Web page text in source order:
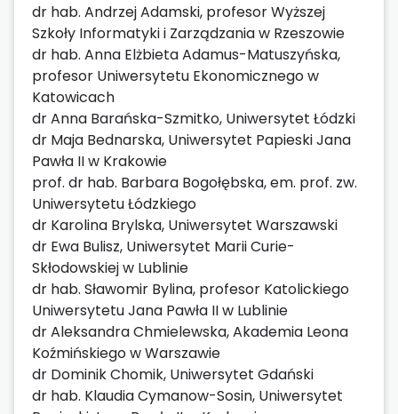
dr hab. Andrzej Adamski, profesor Wyższej
Szkoły Informatyki i Zarządzania w Rzeszowie
dr hab. Anna Elżbieta Adamus-Matuszyńska,
profesor Uniwersytetu Ekonomicznego w
Katowicach
dr Anna Barańska-Szmitko, Uniwersytet Łódzki
dr Maja Bednarska, Uniwersytet Papieski Jana
Pawła II w Krakowie
prof. dr hab. Barbara Bogołębska, em. prof. zw.
Uniwersytetu Łódzkiego
dr Karolina Brylska, Uniwersytet Warszawski
dr Ewa Bulisz, Uniwersytet Marii Curie-
Skłodowskiej w Lublinie
dr hab. Sławomir Bylina, profesor Katolickiego
Uniwersytetu Jana Pawła II w Lublinie
dr Aleksandra Chmielewska, Akademia Leona
Koźmińskiego w Warszawie
dr Dominik Chomik, Uniwersytet Gdański
dr hab. Klaudia Cymanow-Sosin, Uniwersytet